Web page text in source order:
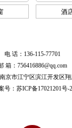
酒
电 话：136-115-77701
箱：756416886@qq.com
京市江宁区滨江开发区翔
号： 苏ICP备17021201号-2